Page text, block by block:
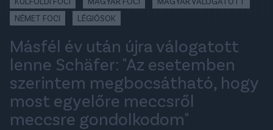
NÉMET FOCI
LÉGIÓSOK
Másfél év után újra válogatott
lenne Schäfer: "Az esetemben
szerintem megbocsátható, hogy
most egyelőre meccsről
meccsre gondolkodom"